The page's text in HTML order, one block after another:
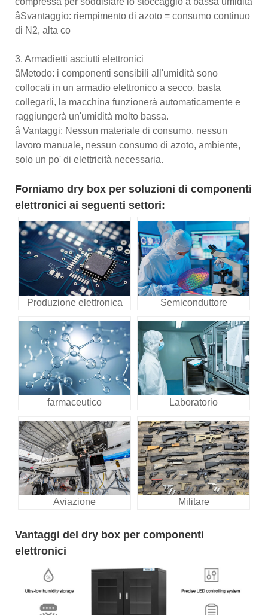
âSvantaggio: riempimento di azoto = consumo continuo
di N2, alta co
3. Armadietti asciutti elettronici
âMetodo: i componenti sensibili all'umidità sono
collocati in un armadio elettronico a secco, basta
collegarli, la macchina funzionerà automaticamente e
raggiungerà un'umidità molto bassa.
â Vantaggi: Nessun materiale di consumo, nessun
lavoro manuale, nessun consumo di azoto, ambiente,
solo un po' di elettricità necessaria.
Forniamo dry box per soluzioni di componenti
elettronici ai seguenti settori:
Produzione elettronica Semiconduttore
farmaceutico Laboratorio
Aviazione Militare
Vantaggi del dry box per componenti
elettronici